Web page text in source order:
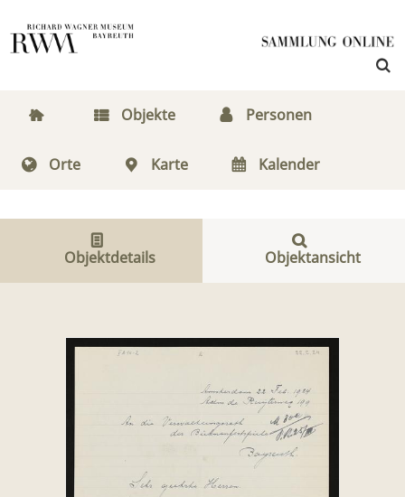
Objekte Personen
Orte Karte Kalender
Objektdetails Objektansicht